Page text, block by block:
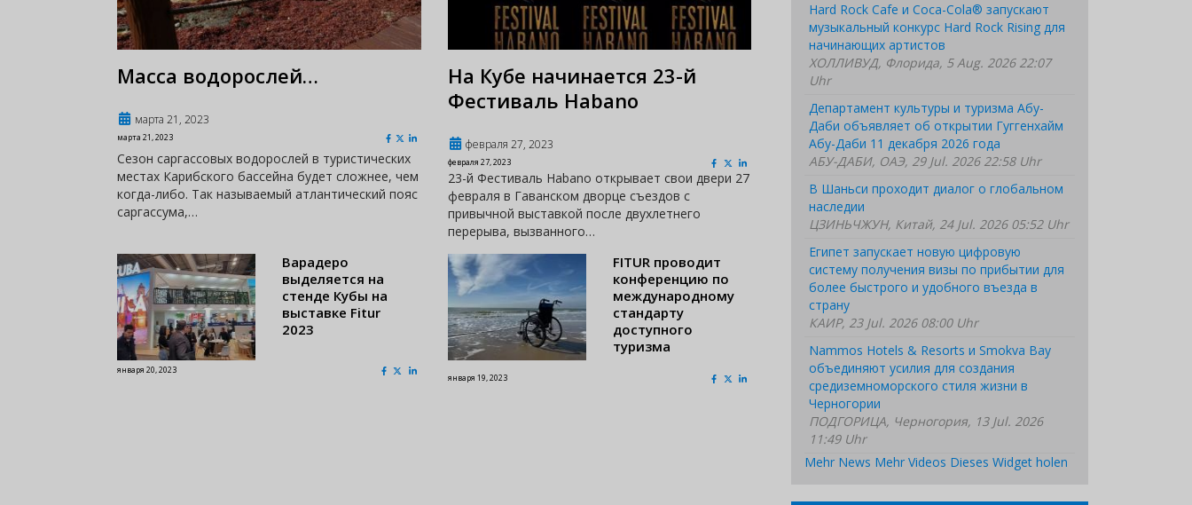
Масса водорослей…
марта 21, 2023
марта 21, 2023
Сезон саргассовых водорослей в туристических
местах Карибского бассейна будет сложнее, чем
когда-либо. Так называемый атлантический пояс
саргассума,…
На Кубе начинается 23-й
Фестиваль Habano
февраля 27, 2023
февраля 27, 2023
23-й Фестиваль Habano открывает свои двери 27
февраля в Гаванском дворце съездов с
привычной выставкой после двухлетнего
перерыва, вызванного…
Варадеро
выделяется на
стенде Кубы на
выставке Fitur
2023
января 20, 2023
FITUR проводит
конференцию по
международному
стандарту
доступного
туризма
января 19, 2023
Hard Rock Cafe и Coca-Cola® запускают
музыкальный конкурс Hard Rock Rising для
начинающих артистов
ХОЛЛИВУД, Флорида, 5 Aug. 2026 22:07
Uhr
Департамент культуры и туризма Абу-
Даби объявляет об открытии Гуггенхайм
Абу-Даби 11 декабря 2026 года
АБУ-ДАБИ, ОАЭ, 29 Jul. 2026 22:58 Uhr
В Шаньси проходит диалог о глобальном
наследии
ЦЗИНЬЧЖУН, Китай, 24 Jul. 2026 05:52 Uhr
Египет запускает новую цифровую
систему получения визы по прибытии для
более быстрого и удобного въезда в
страну
КАИР, 23 Jul. 2026 08:00 Uhr
Nammos Hotels & Resorts и Smokva Bay
объединяют усилия для создания
средиземноморского стиля жизни в
Черногории
ПОДГОРИЦА, Черногория, 13 Jul. 2026
11:49 Uhr
Mehr News Mehr Videos Dieses Widget holen